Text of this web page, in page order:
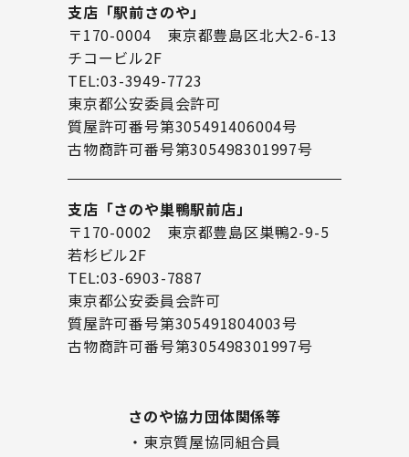
支店「駅前さのや」
〒170-0004 東京都豊島区北大2-6-13
チコービル2F
TEL:03-3949-7723
東京都公安委員会許可
質屋許可番号第305491406004号
古物商許可番号第305498301997号
支店「さのや巣鴨駅前店」
〒170-0002 東京都豊島区巣鴨2-9-5
若杉ビル2F
TEL:03-6903-7887
東京都公安委員会許可
質屋許可番号第305491804003号
古物商許可番号第305498301997号
さのや協力団体関係等
・東京質屋協同組合員